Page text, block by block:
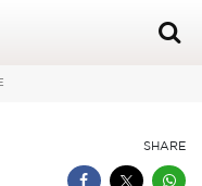
SHARE